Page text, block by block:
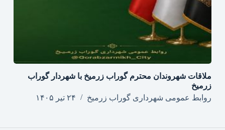
ملاقات شهروندان محترم گوراب زرمیخ با شهردار گوراب
زرمیخ
روابط عمومی شهرداری گوراب زرمیخ
۲۴ تیر ۱۴۰۵